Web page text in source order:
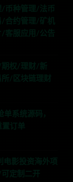
币种管理/法币
/合约管理/矿机
客服应用/公告
期权/理财/新
/区块链理财
系统源码，
置订单
电影投资海外项
定制二开